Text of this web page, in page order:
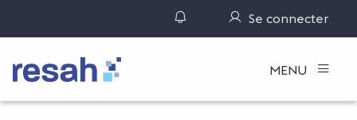
Gérer ses notifications
Se connecter
Logo Resah MENU